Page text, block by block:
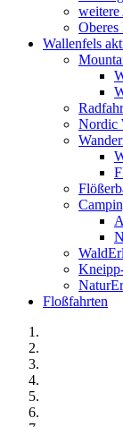
weitere
Oberes
Wallenfels
Nordic
Floßfahrten